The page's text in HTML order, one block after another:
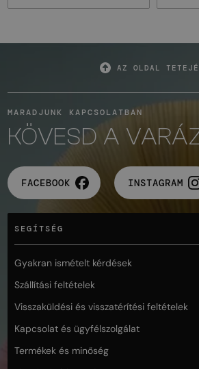
AZ OLDAL
MARADJUNK KAPCSOLATBAN
KÖVESD A
FACEBOOK INSTAGRAM
SEGÍTSÉG
Gyakran ismételt kérdések
Szállítási feltételek
Visszaküldési és visszatérítési feltételek
Kapcsolat és ügyfélszolgálat
Termékek és minőség